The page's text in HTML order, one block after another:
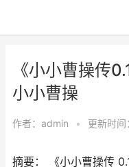
《小小曹操传
小小曹操
作者： admin • 更新时
摘要： 《小小曹操传